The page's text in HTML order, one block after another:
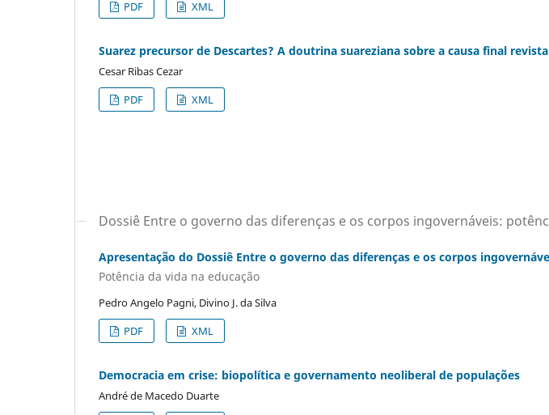
PDF
XML
Suarez precursor de Descartes? A doutrina suareziana sobre a causa final revista
Cesar Ribas Cezar
PDF
XML
Dossiê Entre o governo das diferenças e os corpos ingovernáveis:
Apresentação do Dossiê Entre o governo das diferenças e os corpos
Potência da vida na educação
Pedro Angelo Pagni, Divino J. da Silva
PDF
XML
Democracia em crise: biopolítica e governamento neoliberal de populações
André de Macedo Duarte